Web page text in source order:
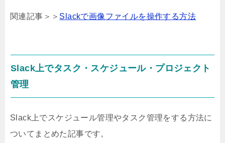
関連記事＞＞ Slackで画像ファイルを操作する方法
Slack上でタスク・スケジュール・プロジェクト
管理
Slack上でスケジュール管理やタスク管理をする方法に
ついてまとめた記事です。